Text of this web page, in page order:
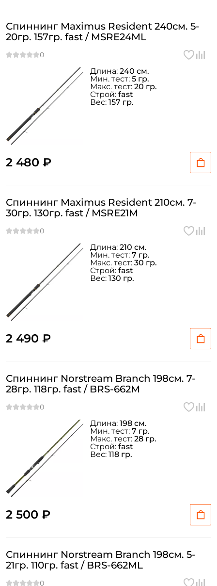
Спиннинг Maximus Resident 240см. 5-
20гр. 157гр. fast / MSRE24ML
2 480 ₽
Длина: 240 см.
Мин. тест: 5 гр.
Макс. тест: 20 гр.
Строй: fast
Вес: 157 гр.
Спиннинг Maximus Resident 210см. 7-
30гр. 130гр. fast / MSRE21M
2 490 ₽
Длина: 210 см.
Мин. тест: 7 гр.
Макс. тест: 30 гр.
Строй: fast
Вес: 130 гр.
Спиннинг Norstream Branch 198см. 7-
28гр. 118гр. fast / BRS-662M
2 500 ₽
Длина: 198 см.
Мин. тест: 7 гр.
Макс. тест: 28 гр.
Строй: fast
Вес: 118 гр.
Спиннинг Norstream Branch 198см. 5-
21гр. 110гр. fast / BRS-662ML